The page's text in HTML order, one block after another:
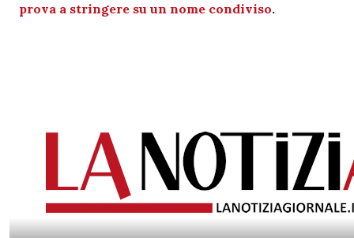
prova a stringere su un nome condiviso.